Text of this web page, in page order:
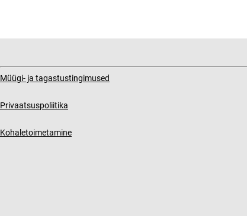
Müügi- ja tagastustingimused
Privaatsuspoliitika
Kohaletoimetamine